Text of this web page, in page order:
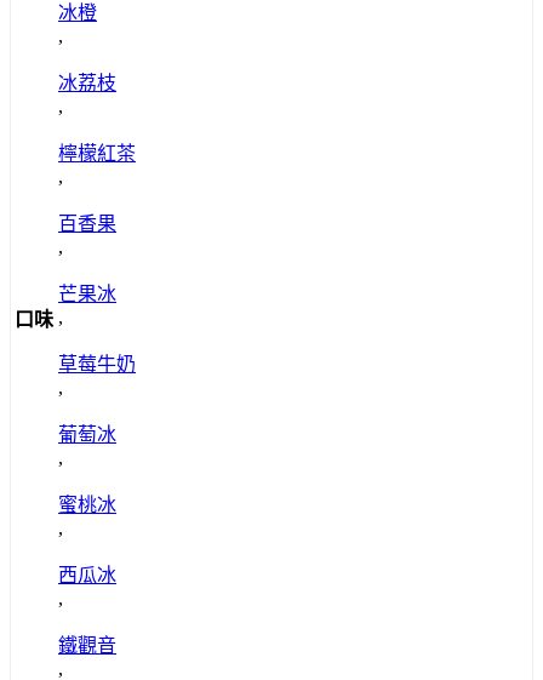
口味
冰橙
,
冰荔枝
,
檸檬紅茶
,
百香果
,
芒果冰
,
草莓牛奶
,
葡萄冰
,
蜜桃冰
,
西瓜冰
,
鐵觀音
,